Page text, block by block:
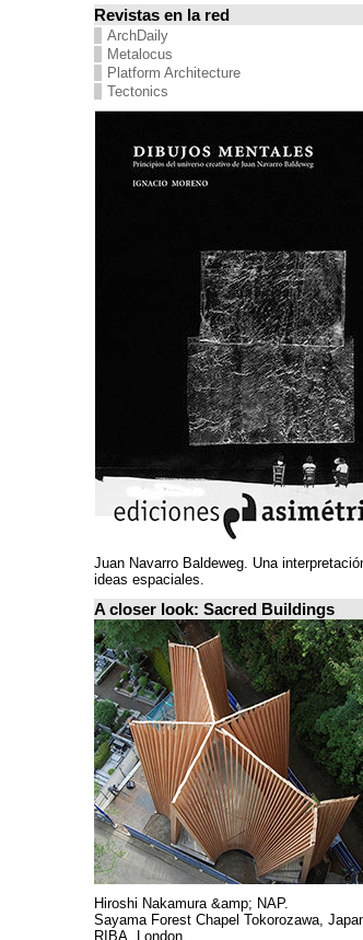
Revistas en la red
ArchDaily
Metalocus
Platform Architecture
Tectonics
Juan Navarro Baldeweg. Una
ideas espaciales.
A closer look: Sacred Buildings
Hiroshi Nakamura &amp; NAP.
Sayama Forest Chapel Tokorozawa,
RIBA, London.